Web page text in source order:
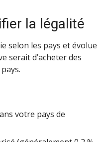
la légalité
selon les pays et évolue
serait d’acheter des
votre pays de